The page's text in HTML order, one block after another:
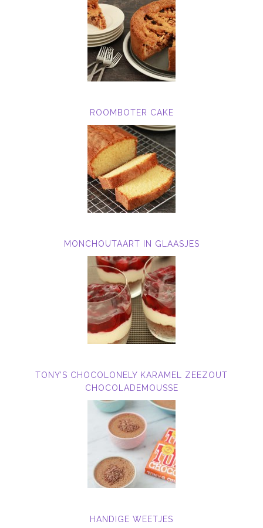
ROOMBOTER CAKE
MONCHOUTAART IN GLAASJES
TONY’S CHOCOLONELY KARAMEL ZEEZOUT
CHOCOLADEMOUSSE
HANDIGE WEETJES